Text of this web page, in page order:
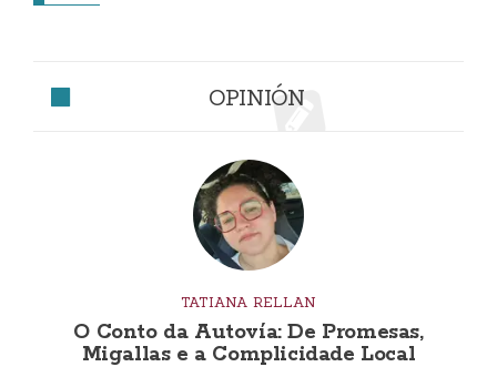
OPINIÓN
TATIANA RELLAN
O Conto da Autovía: De Promesas,
Migallas e a Complicidade Local